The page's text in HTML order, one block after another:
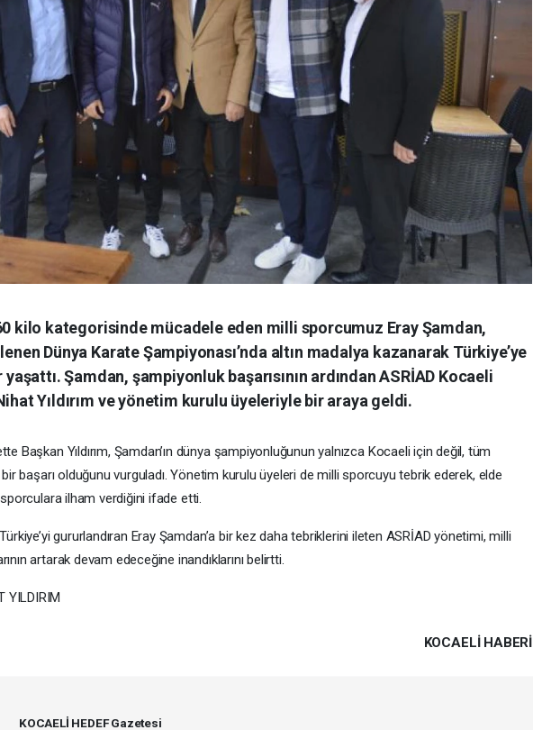
kilo kategorisinde mücadele eden milli sporcumuz Eray Şamdan,
Dünya Karate Şampiyonası’nda altın madalya kazanarak Türkiye’ye
Şamdan, şampiyonluk başarısının ardından ASRİAD Kocaeli
Yıldırım ve yönetim kurulu üyeleriyle bir araya geldi.
Başkan Yıldırım, Şamdan’ın dünya şampiyonluğunun yalnızca Kocaeli için değil, tüm
başarı olduğunu vurguladı. Yönetim kurulu üyeleri de milli sporcuyu tebrik ederek, elde
ilham verdiğini ifade etti.
gururlandıran Eray Şamdan’a bir kez daha tebriklerini ileten ASRİAD yönetimi, milli
artarak devam edeceğine inandıklarını belirtti.
YILDIRIM
KOCAELI HABERİ
KOCAELİ HEDEF Gazetesi